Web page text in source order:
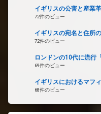
イギリスの公害と産業
72件のビュー
イギリスの宛名と住所
72件のビュー
ロンドンの10代に流行
69件のビュー
イギリスにおけるマフ
68件のビュー